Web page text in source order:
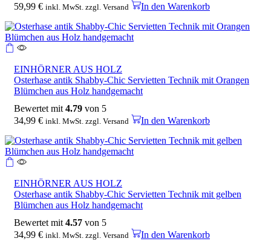
59,99 € inkl. MwSt. zzgl. Versand In den Warenkorb
EINHÖRNER AUS HOLZ
Osterhase antik Shabby-Chic Servietten Technik mit Orangen
Blümchen aus Holz handgemacht
Bewertet mit 4.79 von 5
34,99 € inkl. MwSt. zzgl. Versand In den Warenkorb
EINHÖRNER AUS HOLZ
Osterhase antik Shabby-Chic Servietten Technik mit gelben
Blümchen aus Holz handgemacht
Bewertet mit 4.57 von 5
34,99 € inkl. MwSt. zzgl. Versand In den Warenkorb